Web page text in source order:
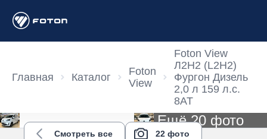
Главная Каталог
Foton
View
Foton View
Л2Н2 (L2H2)
Фургон Дизель
2,0 л 159 л.с.
8AT
Смотреть все 22 фото
Ещё 20 фото